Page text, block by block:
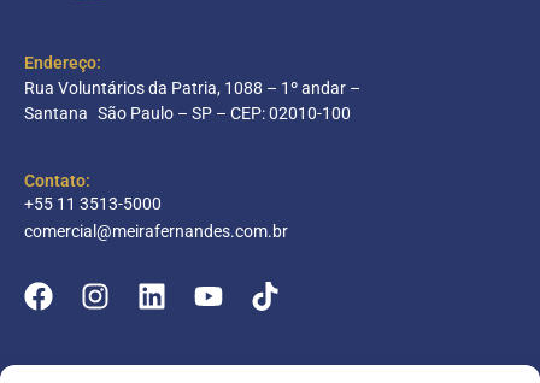
Endereço:
Rua Voluntários da Patria, 1088 – 1º andar –
Santana São Paulo – SP – CEP: 02010-100
Contato:
+55 11 3513-5000
comercial@meirafernandes.com.br